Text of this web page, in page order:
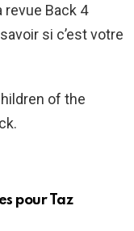
Back 4
si c’est votre
of the
pour Taz